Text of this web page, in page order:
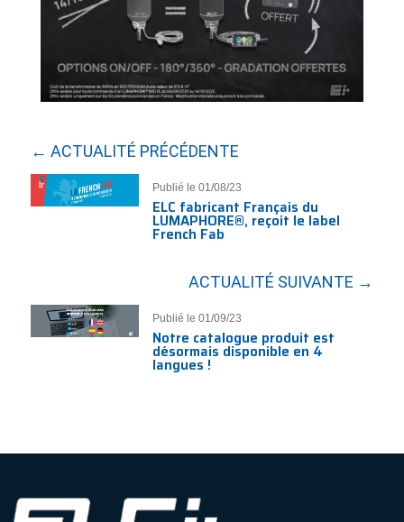
← ACTUALITÉ PRÉCÉDENTE
Publié le 01/08/23
ELC fabricant Français du
LUMAPHORE®, reçoit le label
French Fab
ACTUALITÉ SUIVANTE →
Publié le 01/09/23
Notre catalogue produit est
désormais disponible en 4
langues !